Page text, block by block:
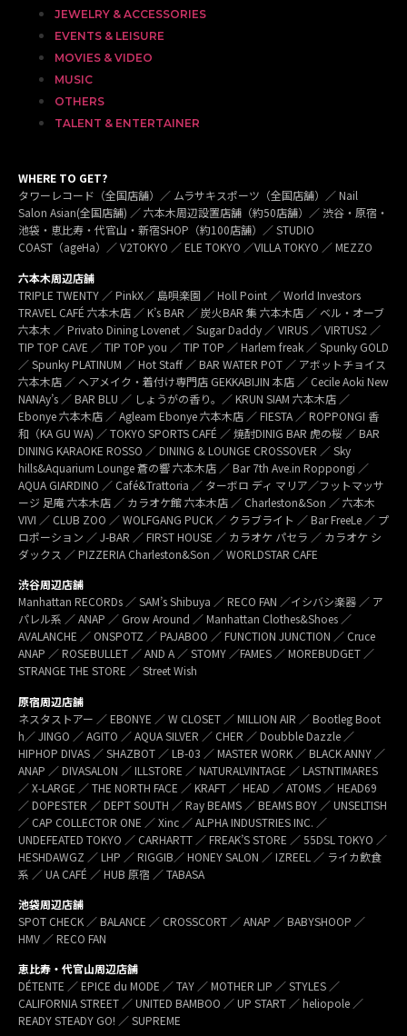
JEWELRY & ACCESSORIES
EVENTS & LEISURE
MOVIES & VIDEO
MUSIC
OTHERS
TALENT & ENTERTAINER
WHERE TO GET?
タワーレコード（全国店舗）／ ムラサキスポーツ（全国店舗）／ Nail
Salon Asian(全国店舗) ／ 六本木周辺設置店舗（約50店舗）／ 渋谷・原宿・
池袋・恵比寿・代官山・新宿SHOP（約100店舗）／ STUDIO
COAST（ageHa）／ V2TOKYO ／ ELE TOKYO ／VILLA TOKYO ／ MEZZO
六本木周辺店舗
TRIPLE TWENTY ／ PinkX／ 島唄楽園 ／ Holl Point ／ World Investors
TRAVEL CAFÉ 六本木店 ／ K’s BAR ／ 炭火BAR 集 六本木店 ／ ベル・オーブ
六本木 ／ Privato Dining Lovenet ／ Sugar Daddy ／ VIRUS ／ VIRTUS2 ／
TIP TOP CAVE ／ TIP TOP you ／ TIP TOP ／ Harlem freak ／ Spunky GOLD
／ Spunky PLATINUM ／ Hot Staff ／ BAR WATER POT ／ アボットチョイス
六本木店 ／ ヘアメイク・着付け専門店 GEKKABIJIN 本店 ／ Cecile Aoki New
NANAy’s ／ BAR BLU ／ しょうがの香り。／ KRUN SIAM 六本木店 ／
Ebonye 六本木店 ／ Agleam Ebonye 六本木店 ／ FIESTA ／ ROPPONGI 香
和（KA GU WA) ／ TOKYO SPORTS CAFÉ ／ 焼酎DINIG BAR 虎の桜 ／ BAR
DINING KARAOKE ROSSO ／ DINING & LOUNGE CROSSOVER ／ Sky
hills&Aquarium Lounge 蒼の響 六本木店 ／ Bar 7th Ave.in Roppongi ／
AQUA GIARDINO ／ Café&Trattoria ／ ターボロ ディ マリア／フットマッサ
ージ 足庵 六本木店 ／ カラオケ館 六本木店 ／ Charleston&Son ／ 六本木
VIVI ／ CLUB ZOO ／ WOLFGANG PUCK ／ クラブライト ／ Bar FreeLe ／ プ
ロポーション ／ J-BAR ／ FIRST HOUSE ／ カラオケ パセラ ／ カラオケ シ
ダックス ／ PIZZERIA Charleston&Son ／ WORLDSTAR CAFE
渋谷周辺店舗
Manhattan RECORDs ／ SAM’s Shibuya ／ RECO FAN ／イシバシ楽器 ／ ア
パレル系 ／ ANAP ／ Grow Around ／ Manhattan Clothes&Shoes ／
AVALANCHE ／ ONSPOTZ ／ PAJABOO ／ FUNCTION JUNCTION ／ Cruce
ANAP ／ ROSEBULLET ／ AND A ／ STOMY ／FAMES ／ MOREBUDGET ／
STRANGE THE STORE ／ Street Wish
原宿周辺店舗
ネスタストアー ／ EBONYE ／ W CLOSET ／ MILLION AIR ／ Bootleg Boot
h／ JINGO ／ AGITO ／ AQUA SILVER ／ CHER ／ Doubble Dazzle ／
HIPHOP DIVAS ／ SHAZBOT ／ LB-03 ／ MASTER WORK ／ BLACK ANNY ／
ANAP ／ DIVASALON ／ ILLSTORE ／ NATURALVINTAGE ／ LASTNTIMARES
／ X-LARGE ／ THE NORTH FACE ／ KRAFT ／ HEAD ／ ATOMS ／ HEAD69
／ DOPESTER ／ DEPT SOUTH ／ Ray BEAMS ／ BEAMS BOY ／ UNSELTISH
／ CAP COLLECTOR ONE ／ Xinc ／ ALPHA INDUSTRIES INC. ／
UNDEFEATED TOKYO ／ CARHARTT ／ FREAK’S STORE ／ 55DSL TOKYO ／
HESHDAWGZ ／ LHP ／ RIGGIB／ HONEY SALON ／ IZREEL ／ ライカ飲食
系 ／ UA CAFÉ ／ HUB 原宿 ／ TABASA
池袋周辺店舗
SPOT CHECK ／ BALANCE ／ CROSSCORT ／ ANAP ／ BABYSHOOP ／
HMV ／ RECO FAN
恵比寿・代官山周辺店舗
DÉTENTE ／ EPICE du MODE ／ TAY ／ MOTHER LIP ／ STYLES ／
CALIFORNIA STREET ／ UNITED BAMBOO ／ UP START ／ heliopole ／
READY STEADY GO! ／ SUPREME